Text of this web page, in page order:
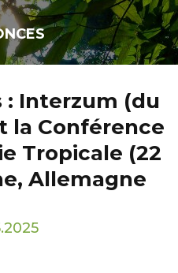
: Interzum (du
la Conférence
Tropicale (22
Allemagne